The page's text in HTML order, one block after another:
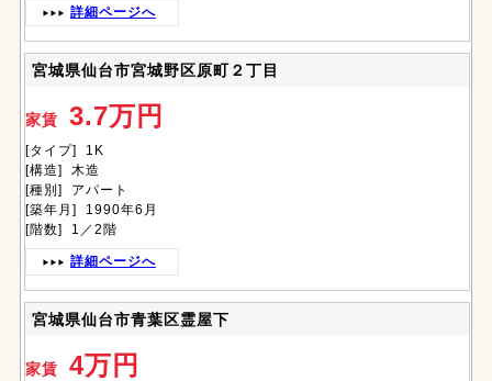
詳細ページへ
宮城県仙台市宮城野区原町２丁目
家賃 3.7万円
[タイプ] 1K
[構造] 木造
[種別] アパート
[築年月] 1990年6月
[階数] 1／2階
詳細ページへ
宮城県仙台市青葉区霊屋下
家賃 4万円